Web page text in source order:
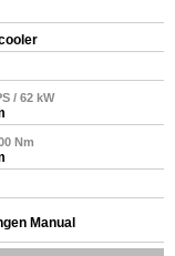
/ 62 kW
Nm
Manual